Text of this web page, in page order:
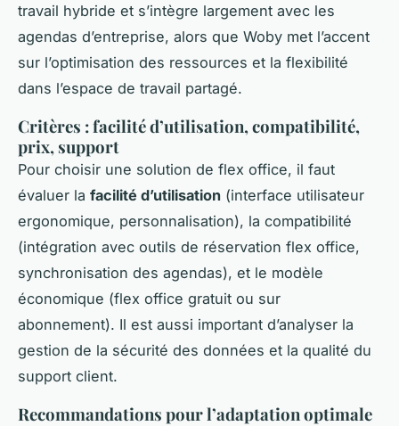
travail hybride et s’intègre largement avec les
agendas d’entreprise, alors que Woby met l’accent
sur l’optimisation des ressources et la flexibilité
dans l’espace de travail partagé.
Critères : facilité d’utilisation, compatibilité,
prix, support
Pour choisir une solution de flex office, il faut
évaluer la facilité d’utilisation (interface utilisateur
ergonomique, personnalisation), la compatibilité
(intégration avec outils de réservation flex office,
synchronisation des agendas), et le modèle
économique (flex office gratuit ou sur
abonnement). Il est aussi important d’analyser la
gestion de la sécurité des données et la qualité du
support client.
Recommandations pour l’adaptation optimale